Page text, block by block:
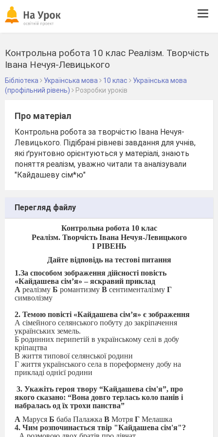
Контрольна робота 10 клас Реалізм. Творчість
Івана Нечуя-Левицького
Бібліотека Українська мова 10 клас
Українська мова
(профільний рівень)
Розробки уроків
Про матеріал
Контрольна робота за творчістю Івана Нечуя-
Левицького. Підібрані рівневі завдання для учнів,
які ґрунтовно орієнтуються у матеріалі, знають
поняття реалізм, уважно читали та аналізували
"Кайдашеву сім*ю"
Перегляд файлу
Контрольна робота 10 клас
Реалізм. Творчість Івана Нечуя-Левицького
І РІВЕНЬ
Дайте відповідь на тестові питання
1.За способом зображення дійсності повість
«Кайдашева сім’я» – яскравий приклад
А реалізму Б романтизму В сентименталізму Г
символізму
2. Темою повісті «Кайдашева сім’я» є зображення
А сімейного селянського побуту до закріпачення
українських земель.
Б родинних перипетій в українському селі в добу
кріпацтва
В життя типової селянської родини
Г життя українського села в пореформену добу на
прикладі однієї родини
3. Укажіть героя твору “Кайдашева сім'я”, про
якого сказано: “Вона довго терлась коло панів і
набралась од їх трохи панства”
А Маруся Б баба Палажка В Мотря Г Мелашка
4. Чим розпочинається твір "Кайдашева сім'я"?